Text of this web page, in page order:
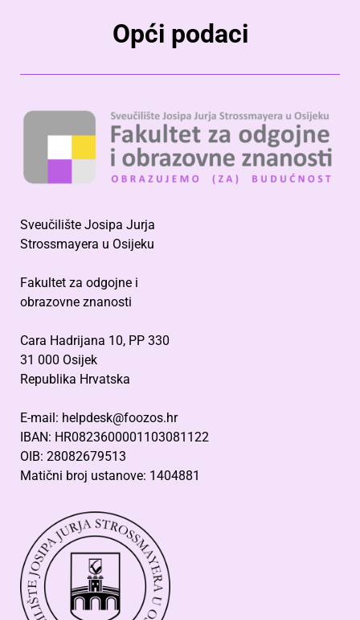
Opći podaci
Sveučilište Josipa Jurja
Strossmayera u Osijeku
Fakultet za odgojne i
obrazovne znanosti
Cara Hadrijana 10, PP 330
31 000 Osijek
Republika Hrvatska
E-mail: helpdesk@foozos.hr
IBAN: HR0823600001103081122
OIB: 28082679513
Matični broj ustanove: 1404881